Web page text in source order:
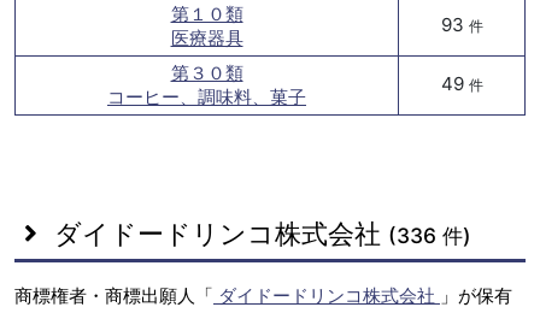
第１０類
医療器具
93 件
第３０類
コーヒー、調味料、菓子
49 件
ダイドードリンコ株式会社 (336 件)
商標権者・商標出願人「 ダイドードリンコ株式会社 」が保有